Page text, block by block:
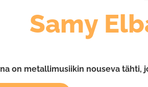
Samy
on metallimusiikin nouseva tähti,